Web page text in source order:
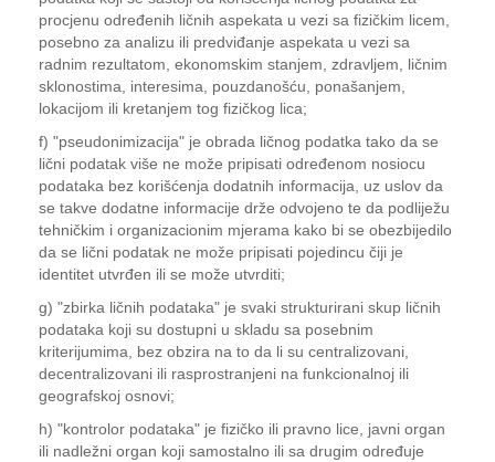
procjenu određenih ličnih aspekata u vezi sa fizičkim licem,
posebno za analizu ili predviđanje aspekata u vezi sa
radnim rezultatom, ekonomskim stanjem, zdravljem, ličnim
sklonostima, interesima, pouzdanošću, ponašanjem,
lokacijom ili kretanjem tog fizičkog lica;
f) "pseudonimizacija" je obrada ličnog podatka tako da se
lični podatak više ne može pripisati određenom nosiocu
podataka bez korišćenja dodatnih informacija, uz uslov da
se takve dodatne informacije drže odvojeno te da podliježu
tehničkim i organizacionim mjerama kako bi se obezbijedilo
da se lični podatak ne može pripisati pojedincu čiji je
identitet utvrđen ili se može utvrditi;
g) "zbirka ličnih podataka" je svaki strukturirani skup ličnih
podataka koji su dostupni u skladu sa posebnim
kriterijumima, bez obzira na to da li su centralizovani,
decentralizovani ili rasprostranjeni na funkcionalnoj ili
geografskoj osnovi;
h) "kontrolor podataka" je fizičko ili pravno lice, javni organ
ili nadležni organ koji samostalno ili sa drugim određuje